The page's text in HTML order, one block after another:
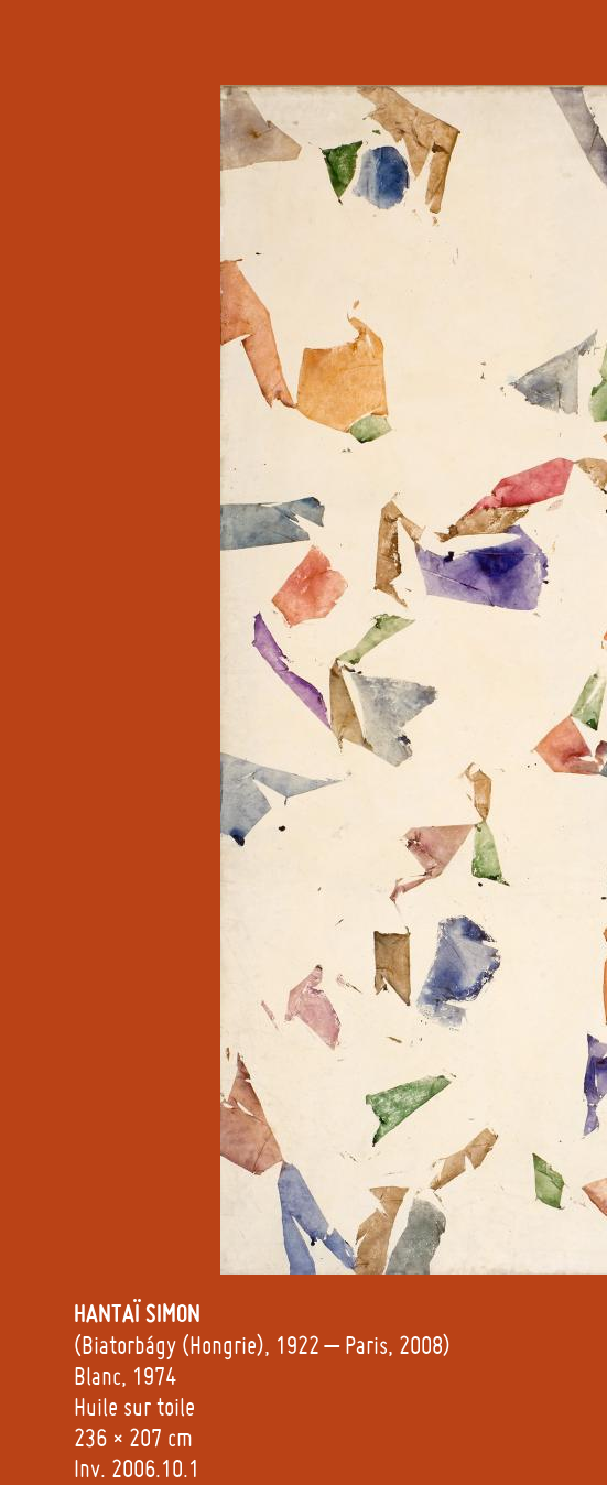
HANTAÏSIMON
(Biatorbágy (Hongrie), 1922 – Paris, 2008)
Blanc, 1974
Huile sur toile
236 × 207 cm
Inv. 2006.10.1